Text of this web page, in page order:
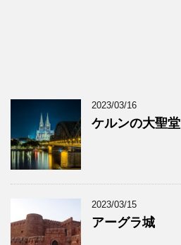
2023/03/16
ケルンの大聖堂
2023/03/15
アーグラ城